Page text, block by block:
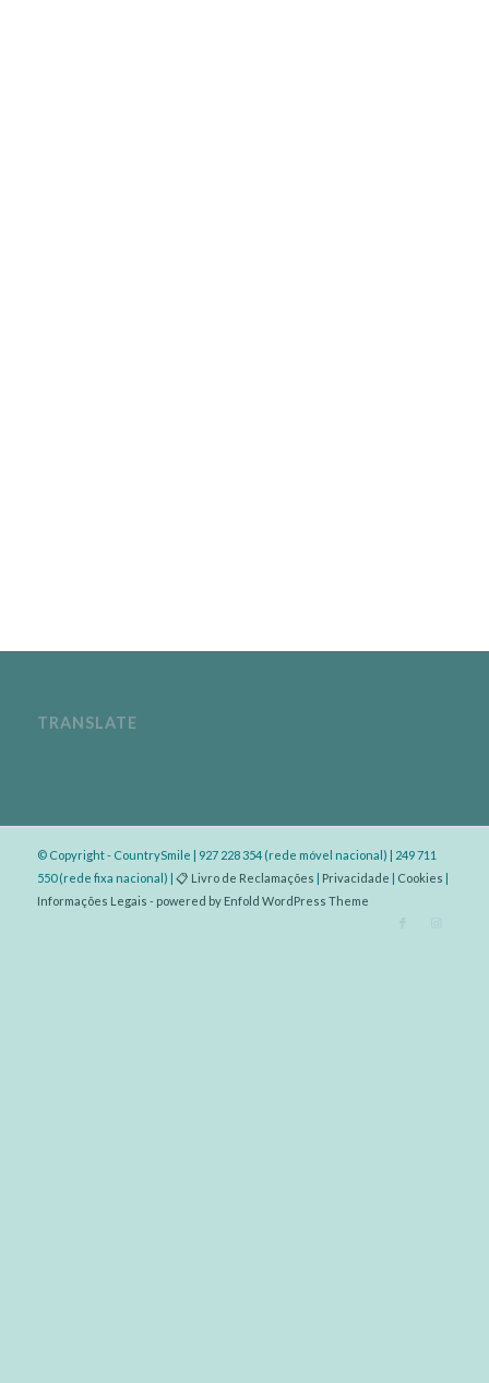
TRANSLATE
© Copyright - CountrySmile | 927 228 354 (rede móvel nacional) | 249 711
550 (rede fixa nacional) | 📋 Livro de Reclamações Privacidade Cookies
Informações Legais - powered by Enfold WordPress Theme